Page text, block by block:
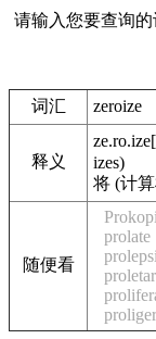
请输入您要查询的
词汇 zeroize
释义
ze.ro.ize
izes)
将 (计
随便看
prolate